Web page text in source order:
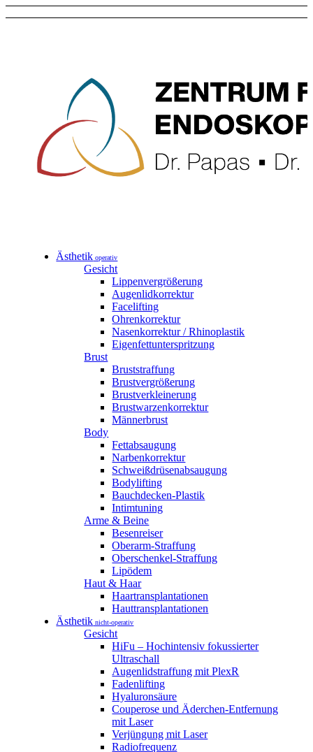
Ästhetik operativ
Gesicht
Lippenvergrößerung
Augenlidkorrektur
Facelifting
Ohrenkorrektur
Nasenkorrektur / Rhinoplastik
Eigenfettunterspritzung
Brust
Bruststraffung
Brustvergrößerung
Brustverkleinerung
Brustwarzenkorrektur
Männerbrust
Body
Fettabsaugung
Narbenkorrektur
Schweißdrüsenabsaugung
Bodylifting
Bauchdecken-Plastik
Intimtuning
Arme & Beine
Besenreiser
Oberarm-Straffung
Oberschenkel-Straffung
Lipödem
Haut & Haar
Haartransplantationen
Hauttransplantationen
Ästhetik nicht-operativ
Gesicht
HiFu – Hochintensiv fokussierter
Ultraschall
Augenlidstraffung mit PlexR
Fadenlifting
Hyaluronsäure
Couperose und Äderchen-Entfernung
mit Laser
Verjüngung mit Laser
Radiofrequenz